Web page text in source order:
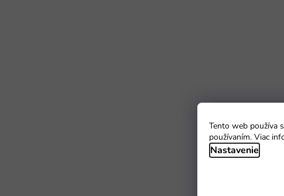
Tento web používa
používaním. Viac
Nastavenie